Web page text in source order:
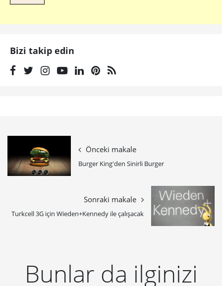
Bizi takip edin
Önceki makale
Burger King'den Sinirli Burger
Sonraki makale
Turkcell 3G için Wieden+Kennedy ile çalışacak
Bunlar da ilginizi